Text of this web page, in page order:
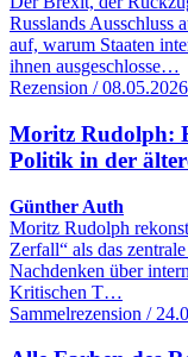
Russlands Ausschluss
auf, warum Staaten
ihnen ausgeschlosse…
Rezension / 08.05.2026
Moritz Rudolph:
Politik in der
Günther Auth
Moritz Rudolph
Zerfall“ als das
Nachdenken über
Kritischen T…
Sammelrezension /